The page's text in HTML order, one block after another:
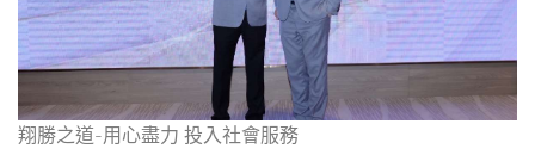
翔勝之道-用心盡力 投入社會服務